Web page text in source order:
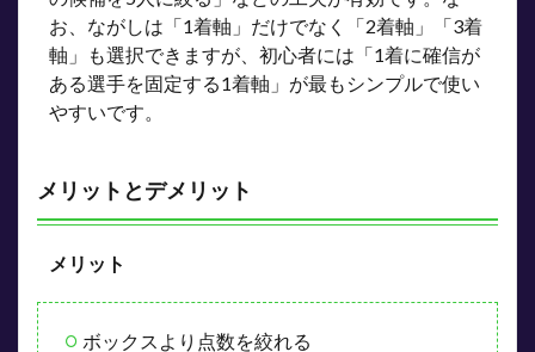
お、ながしは「1着軸」だけでなく「2着軸」「3着
軸」も選択できますが、初心者には「1着に確信が
ある選手を固定する1着軸」が最もシンプルで使い
やすいです。
メリットとデメリット
メリット
ボックスより点数を絞れる